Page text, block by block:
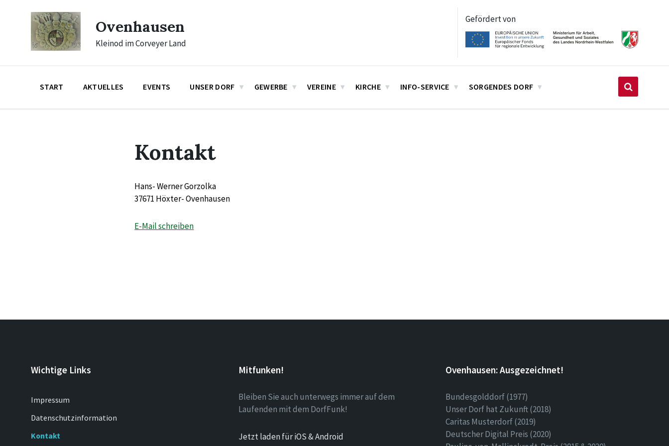
navigation
Ovenhausen
Kleinod im Corveyer Land
Gefördert von
START AKTUELLES EVENTS UNSER DORF GEWERBE VEREINE KIRCHE INFO-SERVICE SORGENDES DORF
Kontakt
Hans- Werner Gorzolka
37671 Höxter- Ovenhausen
E-Mail schreiben
Wichtige Links
Impressum
Datenschutzinformation
Kontakt
Mitfunken!
Bleiben Sie auch unterwegs immer auf dem
Laufenden mit dem DorfFunk!
Jetzt laden für iOS & Android
Ovenhausen: Ausgezeichnet!
Bundesgolddorf (1977)
Unser Dorf hat Zukunft (2018)
Caritas Musterdorf (2019)
Deutscher Digital Preis (2020)